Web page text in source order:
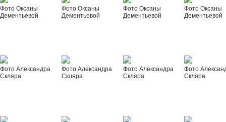
Фото Оксаны
Дементьевой
Фото Оксаны
Дементьевой
Фото Оксаны
Дементьевой
Фото Оксаны
Дементьевой
Фото Александра
Скляра
Фото Александра
Скляра
Фото Александра
Скляра
Фото
Скляра